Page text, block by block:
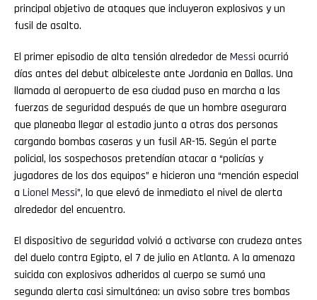
principal objetivo de ataques que incluyeron explosivos y un
fusil de asalto.
El primer episodio de alta tensión alrededor de Messi ocurrió
días antes del debut albiceleste ante Jordania en Dallas. Una
llamada al aeropuerto de esa ciudad puso en marcha a las
fuerzas de seguridad después de que un hombre asegurara
que planeaba llegar al estadio junto a otras dos personas
cargando bombas caseras y un fusil AR-15. Según el parte
policial, los sospechosos pretendían atacar a “policías y
jugadores de los dos equipos” e hicieron una “mención especial
a Lionel Messi”, lo que elevó de inmediato el nivel de alerta
alrededor del encuentro.
El dispositivo de seguridad volvió a activarse con crudeza antes
del duelo contra Egipto, el 7 de julio en Atlanta. A la amenaza
suicida con explosivos adheridos al cuerpo se sumó una
segunda alerta casi simultánea: un aviso sobre tres bombas